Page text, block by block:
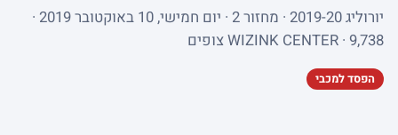
יורוליג 2019-20 · מחזור 2 · יום חמישי, 10 באוקטובר 2019 ·
WIZINK CENTER · 9,738 צופים
הפסד למכבי